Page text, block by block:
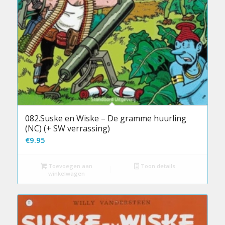
082.Suske en Wiske – De gramme huurling
(NC) (+ SW verrassing)
€9.95
Toevoegen aan
winkelwagen
Toon details